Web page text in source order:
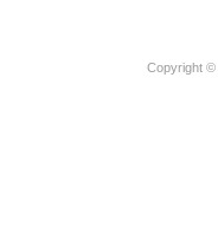
Copyright ©